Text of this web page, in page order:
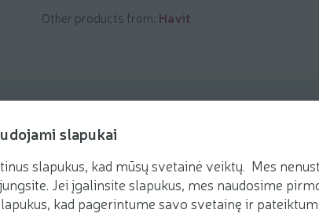
slapukai
slapukus, kad mūsų svetainė veiktų. Mes
Jei įgalinsite slapukus, mes naudosime
kad pagerintume savo svetainę ir
Other products from: Havit